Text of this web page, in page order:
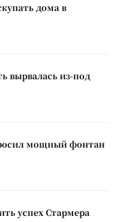
дома в
вырвалась из-под
мощный фонтан
успех Стармера